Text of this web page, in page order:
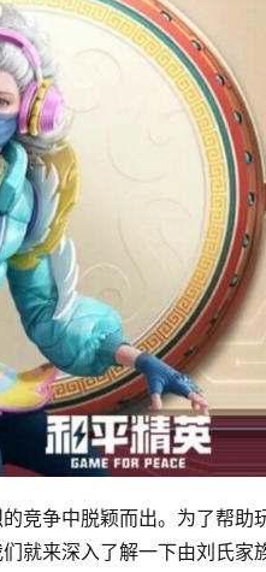
竞争中脱颖而出。为了帮助
就来深入了解一下由刘氏家